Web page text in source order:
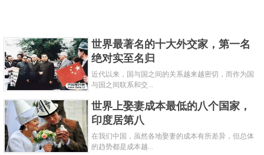
世界最著名的十大外交家，第一名
绝对实至名归
近代以来，国与国之间的关系越来越密切，而作为国
与国之间联系和交...
世界上娶妻成本最低的八个国家，
印度居第八
在我们中国，虽然各地娶妻的成本有所差异，但总体
的趋势都是成本越...